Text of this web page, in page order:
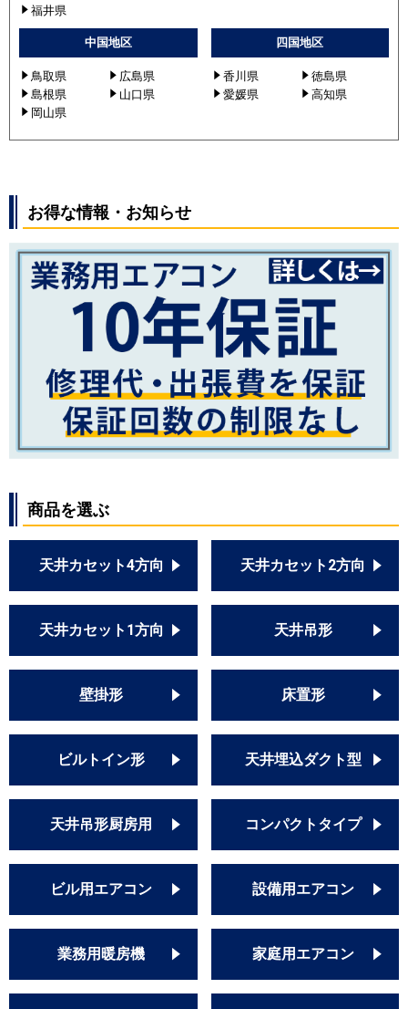
福井県
中国地区
鳥取県
広島県
島根県
山口県
岡山県
四国地区
香川県
徳島県
愛媛県
高知県
お得な情報・お知らせ
商品を選ぶ
天井カセット4方向 天井カセット2方向
天井カセット1方向 天井吊形
壁掛形 床置形
ビルトイン形 天井埋込ダクト型
天井吊形厨房用 コンパクトタイプ
ビル用エアコン 設備用エアコン
業務用暖房機 家庭用エアコン